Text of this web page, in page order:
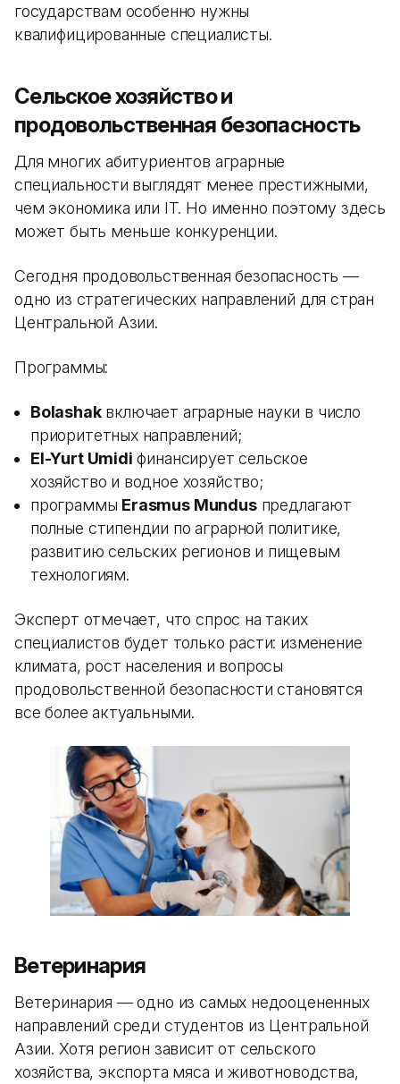
государствам особенно нужны
квалифицированные специалисты.
Сельское хозяйство и
продовольственная безопасность
Для многих абитуриентов аграрные
специальности выглядят менее престижными,
чем экономика или IT. Но именно поэтому здесь
может быть меньше конкуренции.
Сегодня продовольственная безопасность —
одно из стратегических направлений для стран
Центральной Азии.
Программы:
Bolashakвключает аграрные науки в число
приоритетных направлений;
El-Yurt Umidi финансирует сельское
хозяйство и водное хозяйство;
программы Erasmus Mundusпредлагают
полные стипендии по аграрной политике,
развитию сельских регионов и пищевым
технологиям.
Эксперт отмечает, что спрос на таких
специалистов будет только расти: изменение
климата, рост населения и вопросы
продовольственной безопасности становятся
все более актуальными.
Ветеринария
Ветеринария — одно из самых недооцененных
направлений среди студентов из Центральной
Азии. Хотя регион зависит от сельского
хозяйства, экспорта мяса и животноводства,